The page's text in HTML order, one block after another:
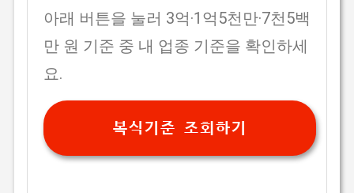
아래 버튼을 눌러 3억·1억5천만·7천5백
만 원 기준 중 내 업종 기준을 확인하세
요.
복식기준 조회하기